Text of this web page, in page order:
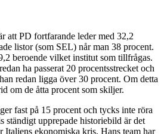
att PD fortfarande leder med 32,2
listor (som SEL) når man 38 procent.
beroende vilket institut som tillfrågas.
ha passerat 20 procentsstrecket och
redan ligga över 30 procent. Om detta
om de åtta procent som skiljer.
fast på 15 procent och tycks inte röra
ständigt upprepade historiebild är det
Italiens ekonomiska kris. Hans team har